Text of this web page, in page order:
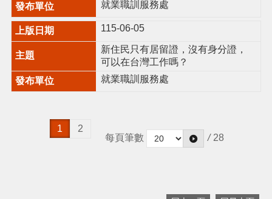
就業職訓服務處
115-06-05
新住民只有居留證，沒有身分證，
可以在台灣工作嗎？
就業職訓服務處
1
2
每頁筆數
/ 28